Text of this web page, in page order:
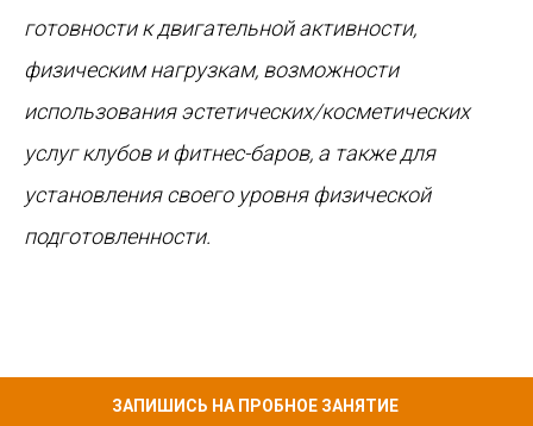
готовности к двигательной активности,
физическим нагрузкам, возможности
использования эстетических/косметических
услуг клубов и фитнес-баров, а также для
установления своего уровня физической
подготовленности.
ЗАПИШИСЬ НА ПРОБНОЕ ЗАНЯТИЕ